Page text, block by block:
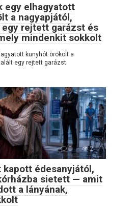
egy elhagyatott
a nagyapjától,
rejtett garázst és
mindenkit sokkolt
kunyhót örökölt a
egy rejtett garázst
0 2
kapott édesanyjától,
sietett — amit
a lányának,